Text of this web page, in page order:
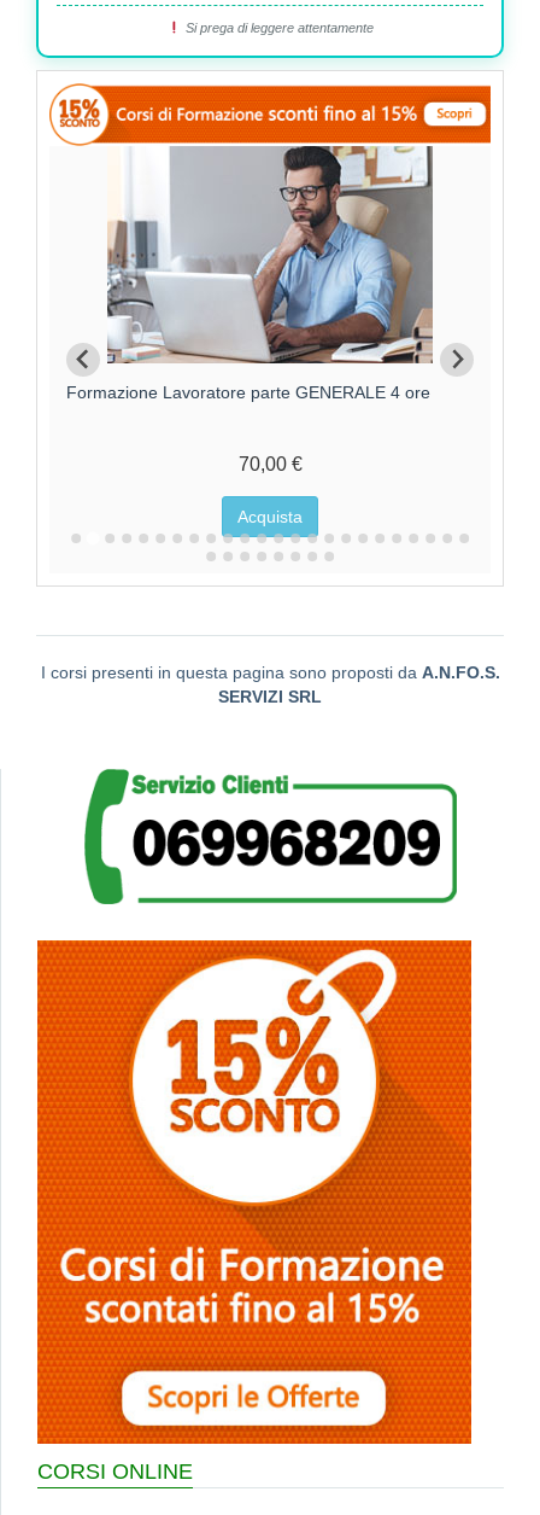
Si prega di leggere attentamente
Formazione Lavoratore parte GENERALE 4 ore
70,00 €
Acquista
I corsi presenti in questa pagina sono proposti da A.N.FO.S.
SERVIZI SRL
CORSI ONLINE